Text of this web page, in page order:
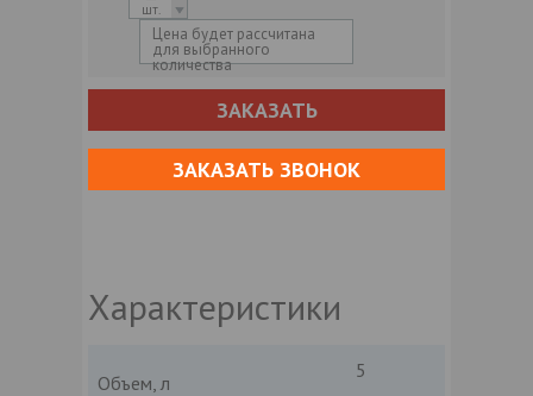
шт.
Цена будет рассчитана
для выбранного
количества
ЗАКАЗАТЬ
ЗАКАЗАТЬ ЗВОНОК
Характеристики
Объем, л
5